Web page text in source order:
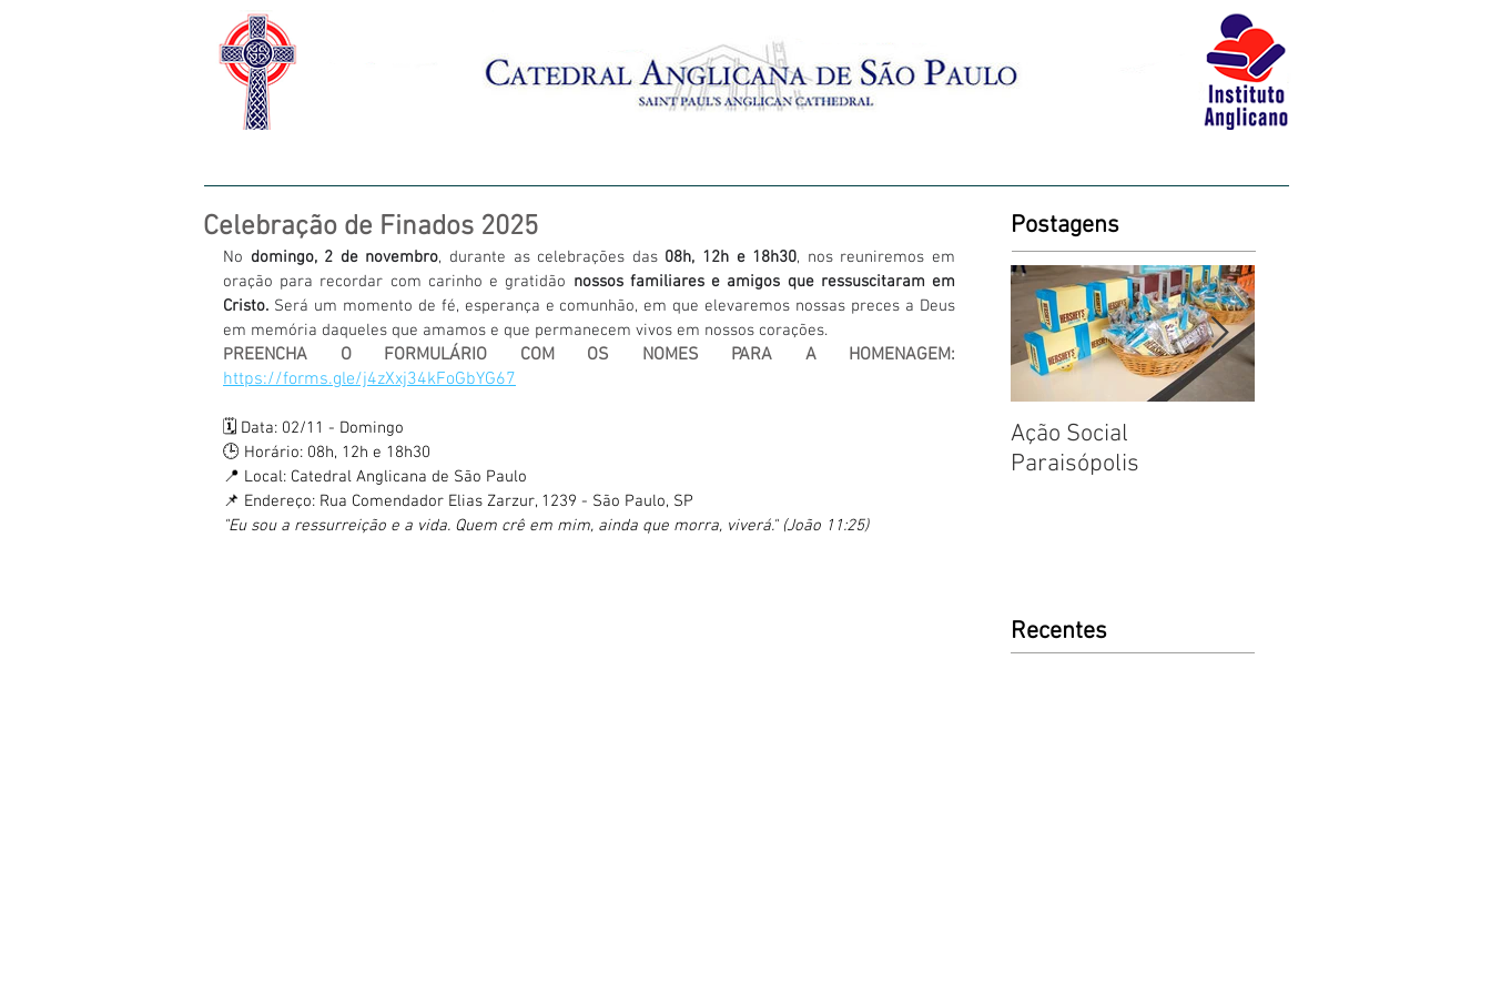
Celebração de Finados 2025
No domingo, 2 de novembro, durante as celebrações das 08h, 12h e 18h30, nos reuniremos em
oração para recordar com carinho e gratidão nossos familiares e amigos que ressuscitaram em
Cristo. Será um momento de fé, esperança e comunhão, em que elevaremos nossas preces a Deus
em memória daqueles que amamos e que permanecem vivos em nossos corações.
P
https://forms.gle/j4zXxj34kFoGbYG67
🗓️ Data: 02/11 - Domingo
🕒 Horário: 08h, 12h e 18h30
📍 Local: Catedral Anglicana de São Paulo
📌 Endereço: Rua Comendador Elias Zarzur, 1239 - São Paulo, SP
"Eu sou a ressurreição e a vida. Quem crê em mim, ainda que morra, viverá." (João 11:25)
Postagens
Ação Social
Paraisópolis
Recentes